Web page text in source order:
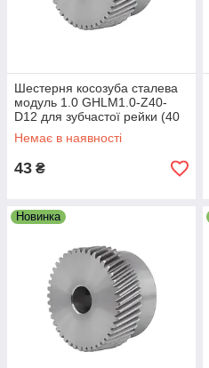
Шестерня косозуба сталева
модуль 1.0 GHLM1.0-Z40-
D12 для зубчастої рейки (40
зубів, діам. 12 мм)
Немає в наявності
43 ₴
Новинка